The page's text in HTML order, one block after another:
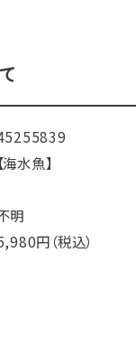
【海水魚】
明
円（税込）